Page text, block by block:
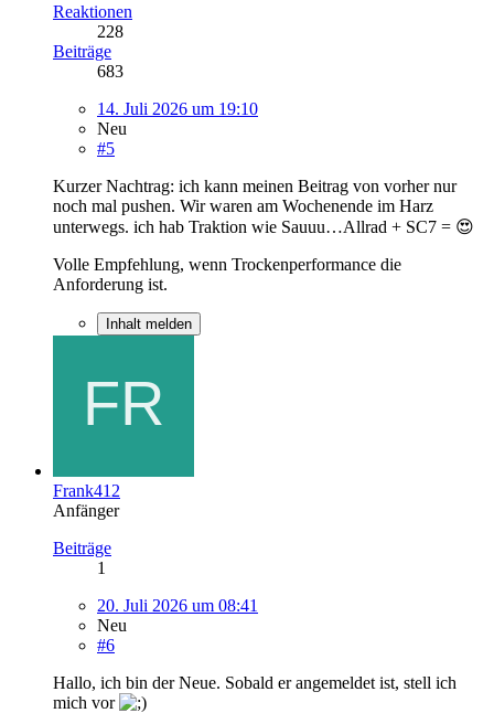
Reaktionen
228
Beiträge
683
14. Juli 2026 um 19:10
Neu
#5
Kurzer Nachtrag: ich kann meinen Beitrag von vorher nur
noch mal pushen. Wir waren am Wochenende im Harz
unterwegs. ich hab Traktion wie Sauuu…Allrad + SC7 = 😍
Volle Empfehlung, wenn Trockenperformance die
Anforderung ist.
Inhalt melden
Frank412
Anfänger
Beiträge
1
20. Juli 2026 um 08:41
Neu
#6
Hallo, ich bin der Neue. Sobald er angemeldet ist, stell ich
mich vor